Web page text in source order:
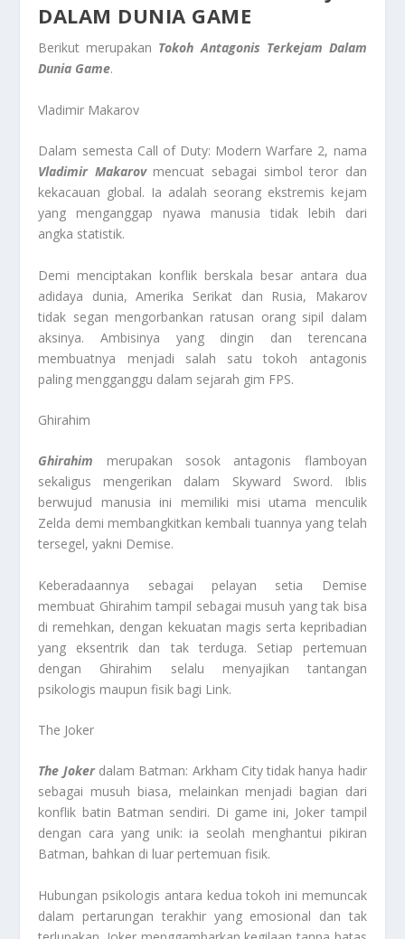
DALAM DUNIA GAME
Berikut merupakan Tokoh Antagonis Terkejam Dalam
Dunia Game.
Vladimir Makarov
Dalam semesta Call of Duty: Modern Warfare 2, nama
Vladimir Makarovmencuat sebagai simbol teror dan
kekacauan global. Ia adalah seorang ekstremis kejam
yang menganggap nyawa manusia tidak lebih dari
angka statistik.
Demi menciptakan konflik berskala besar antara dua
adidaya dunia, Amerika Serikat dan Rusia, Makarov
tidak segan mengorbankan ratusan orang sipil dalam
aksinya. Ambisinya yang dingin dan terencana
membuatnya menjadi salah satu tokoh antagonis
paling mengganggu dalam sejarah gim FPS.
Ghirahim
Ghirahim merupakan sosok antagonis flamboyan
sekaligus mengerikan dalam Skyward Sword. Iblis
berwujud manusia ini memiliki misi utama menculik
Zelda demi membangkitkan kembali tuannya yang telah
tersegel, yakni Demise.
Keberadaannya sebagai pelayan setia Demise
membuat Ghirahim tampil sebagai musuh yang tak bisa
di remehkan, dengan kekuatan magis serta kepribadian
yang eksentrik dan tak terduga. Setiap pertemuan
dengan Ghirahim selalu menyajikan tantangan
psikologis maupun fisik bagi Link.
The Joker
The Jokerdalam Batman: Arkham City tidak hanya hadir
sebagai musuh biasa, melainkan menjadi bagian dari
konflik batin Batman sendiri. Di game ini, Joker tampil
dengan cara yang unik: ia seolah menghantui pikiran
Batman, bahkan di luar pertemuan fisik.
Hubungan psikologis antara kedua tokoh ini memuncak
dalam pertarungan terakhir yang emosional dan tak